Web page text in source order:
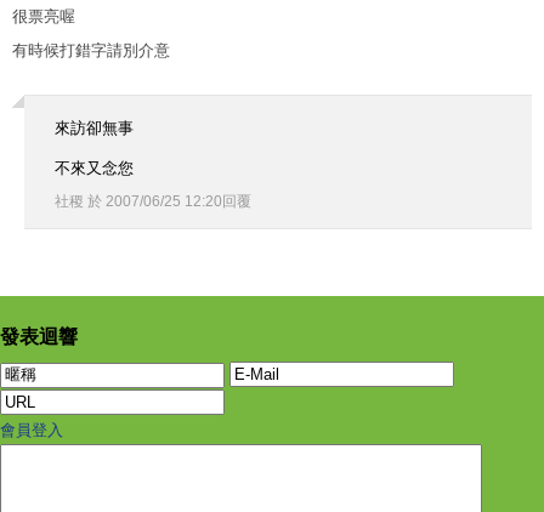
很票亮喔
有時候打錯字請別介意
來訪卻無事
不來又念您
社稷 於 2007/06/25 12:20 回覆
發表迴響
會員登入